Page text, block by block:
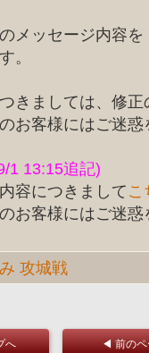
メッセージ内容を
。
きましては、修
お客様にはご迷
1 13:15追記)
容につきましてこ
お客様にはご迷
攻城戦
へ ◀ 前の